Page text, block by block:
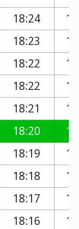
18:24
18:23
18:22
18:22
18:21
18:20
18:19
18:18
18:17
18:16